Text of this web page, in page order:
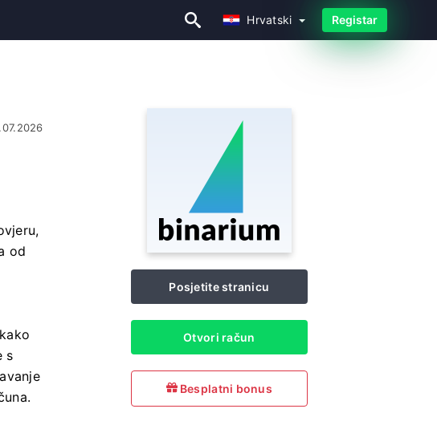
Hrvatski
Hrvatski Registar
od
s
Posjetite stranicu
Otvori račun
Besplatni bonus